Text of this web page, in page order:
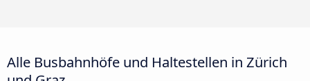
Alle Busbahnhöfe und Haltestellen in Zürich